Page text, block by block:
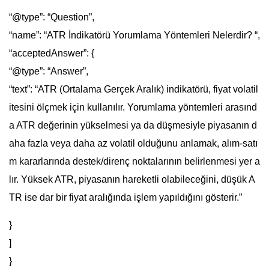
“@type”: “Question”,
“name”: “ATR İndikatörü Yorumlama Yöntemleri Nelerdir? “,
“acceptedAnswer”: {
“@type”: “Answer”,
“text”: “ATR (Ortalama Gerçek Aralık) indikatörü, fiyat volatil
itesini ölçmek için kullanılır. Yorumlama yöntemleri arasınd
a ATR değerinin yükselmesi ya da düşmesiyle piyasanın d
aha fazla veya daha az volatil olduğunu anlamak, alım-satı
m kararlarında destek/direnç noktalarının belirlenmesi yer a
lır. Yüksek ATR, piyasanın hareketli olabileceğini, düşük A
TR ise dar bir fiyat aralığında işlem yapıldığını gösterir.”
}
]
}